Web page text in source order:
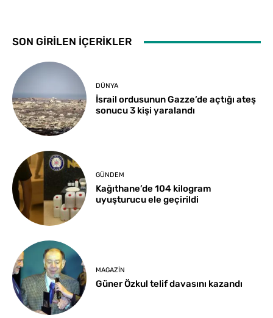
SON GİRİLEN İÇERİKLER
DÜNYA
İsrail ordusunun Gazze’de açtığı ateş
sonucu 3 kişi yaralandı
GÜNDEM
Kağıthane’de 104 kilogram
uyuşturucu ele geçirildi
MAGAZIN
Güner Özkul telif davasını kazandı